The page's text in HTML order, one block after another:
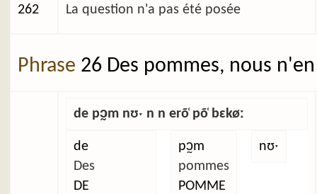
262 La question n'a pas été posée
Phrase 26 Des pommes, nous
de pɔ̰m nʊˑ n n erõ̜ põ̜ bɛkøː
de
Des
DE
pɔ̰m
pommes
POMME
nʊˑ